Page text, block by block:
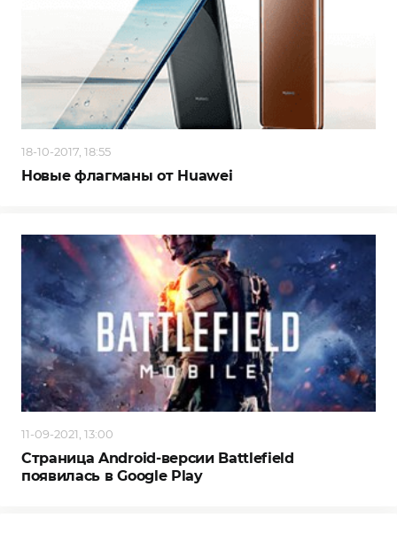
18-10-2017, 18:55
Новые флагманы от Huawei
11-09-2021, 13:00
Страница Android-версии Battlefield
появилась в Google Play